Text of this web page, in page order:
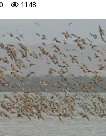
0 1148